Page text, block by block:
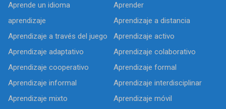
Aprende un idioma
Aprender
aprendizaje
Aprendizaje a distancia
Aprendizaje a través del juego
Aprendizaje activo
Aprendizaje adaptativo
Aprendizaje colaborativo
Aprendizaje cooperativo
Aprendizaje formal
Aprendizaje informal
Aprendizaje interdisciplinar
Aprendizaje mixto
Aprendizaje móvil